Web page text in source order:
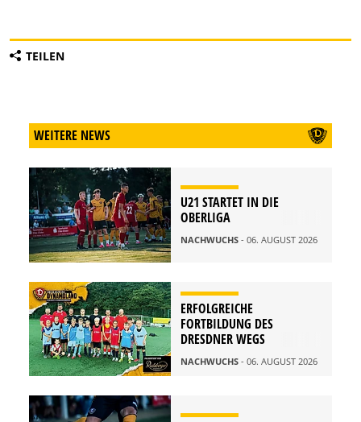
TEILEN
WEITERE NEWS
U21 STARTET IN DIE
OBERLIGA
NACHWUCHS - 06. AUGUST 2026
ERFOLGREICHE
FORTBILDUNG DES
DRESDNER WEGS
NACHWUCHS - 06. AUGUST 2026